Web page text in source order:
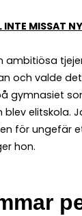
MISSAT
ambitiösa
och valde
gymnasiet
elitskola.
för ungefär
hon.